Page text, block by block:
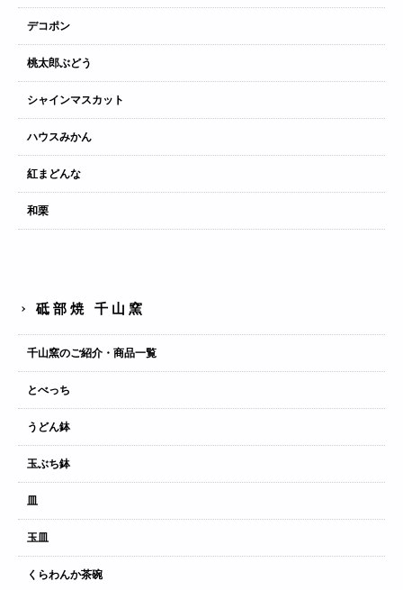
デコポン
桃太郎ぶどう
シャインマスカット
ハウスみかん
紅まどんな
和栗
砥部焼 千山窯
千山窯のご紹介・商品一覧
とべっち
うどん鉢
玉ぶち鉢
皿
玉皿
くらわんか茶碗